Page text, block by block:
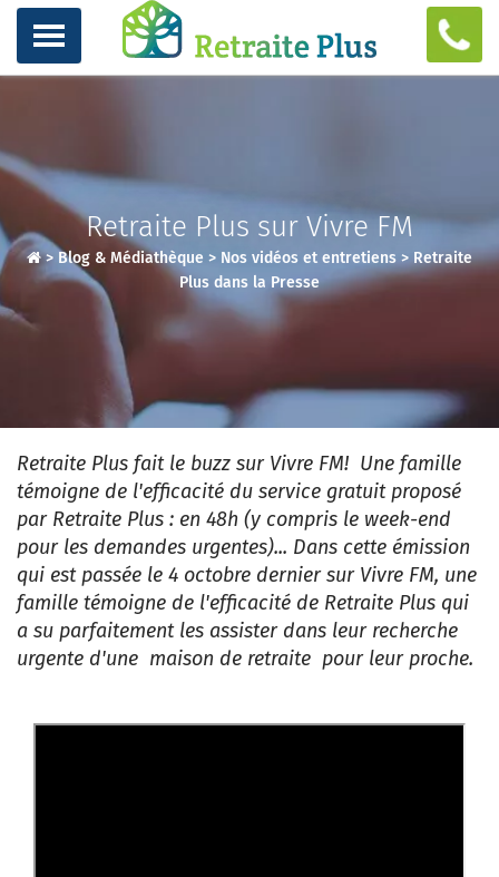
Retraite Plus sur Vivre FM
> Blog & Médiathèque > Nos vidéos et entretiens > Retraite
Plus dans la Presse
Retraite Plus fait le buzz sur Vivre FM! Une famille
témoigne de l'efficacité du service gratuit proposé
par Retraite Plus : en 48h (y compris le week-end
pour les demandes urgentes)... Dans cette émission
qui est passée le 4 octobre dernier sur Vivre FM, une
famille témoigne de l'efficacité de Retraite Plus qui
a su parfaitement les assister dans leur recherche
urgente d'une maison de retraite pour leur proche.